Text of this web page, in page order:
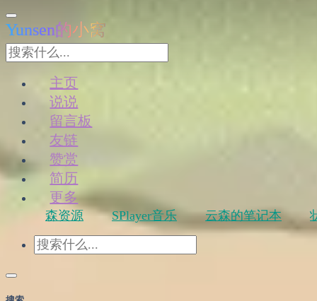
Yunsen的小窝
主页
说说
留言板
友链
赞赏
简历
更多
森资源 SPlayer音乐 云森的笔记本